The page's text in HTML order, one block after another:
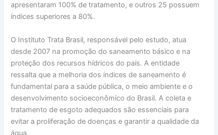
apresentaram 100% de tratamento, e outros 25 possuem
índices superiores a 80%.
O Instituto Trata Brasil, responsável pelo estudo, atua
desde 2007 na promoção do saneamento básico e na
proteção dos recursos hídricos do país. A entidade
ressalta que a melhoria dos índices de saneamento é
fundamental para a saúde pública, o meio ambiente e o
desenvolvimento socioeconômico do Brasil. A coleta e
tratamento de esgoto adequados são essenciais para
evitar a proliferação de doenças e garantir a qualidade da
água.